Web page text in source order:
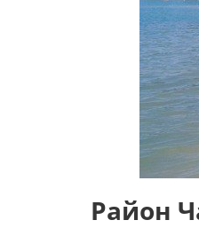
Район